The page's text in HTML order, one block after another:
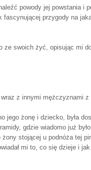
powody jej powstania i
przygody na
ze swoich żyć, opisując mi
z innymi mężczyznami
jego żonę i dziecko, była
gdzie wiadomo już
stojącej u podnóża tej
mi to, co się dzieje i